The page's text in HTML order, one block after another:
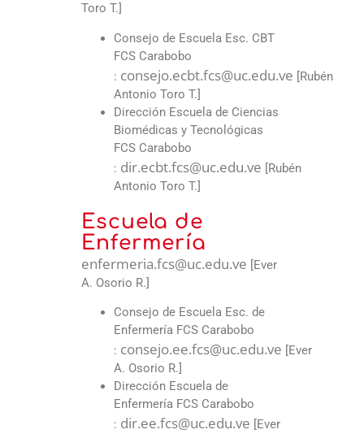
Toro T.]
Consejo de Escuela Esc. CBT
FCS Carabobo
: consejo.ecbt.fcs@uc.edu.ve [Rubén
Antonio Toro T.]
Dirección Escuela de Ciencias
Biomédicas y Tecnológicas
FCS Carabobo
: dir.ecbt.fcs@uc.edu.ve [Rubén
Antonio Toro T.]
Escuela de
Enfermería
enfermeria.fcs@uc.edu.ve [Ever
A. Osorio R.]
Consejo de Escuela Esc. de
Enfermería FCS Carabobo
: consejo.ee.fcs@uc.edu.ve [Ever
A. Osorio R.]
Dirección Escuela de
Enfermería FCS Carabobo
: dir.ee.fcs@uc.edu.ve [Ever